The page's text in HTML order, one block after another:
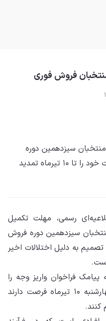
فروش فوری
منتخبان سیزدهمین دوره
فروش فوری و فوق‌العاده محصولات خود را تا ۱۰ تیرماه تمدید
رسمی، مهلت تکمیل
سیزدهمین دوره فروش
به دلیل اختلالات اخیر
پیامک فراخوان واریز وجه را
دریافت کرده‌اند، تا پایان روز چهارشنبه ۱۰ تیرماه فرصت دارند
کنند.